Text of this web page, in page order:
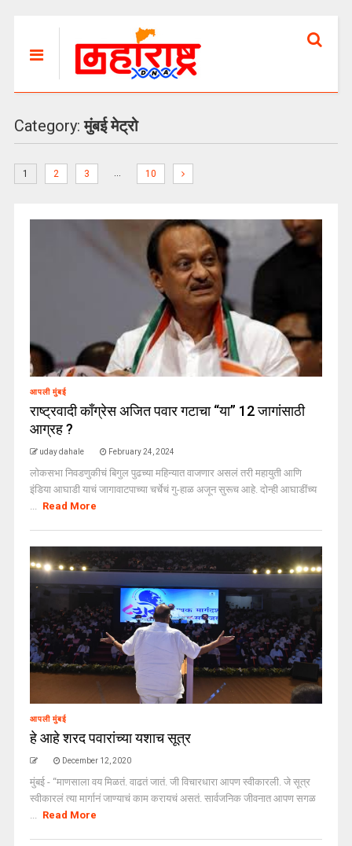
Category:मुंबई मेट्रो
1 2 3 … 10
आपली मुंबई
राष्ट्रवादी काँग्रेस अजित पवार गटाचा “या” 12 जागांसाठी
आग्रह ?
uday dahale February 24, 2024
लोकसभा निवडणुकीचं बिगुल पुढच्या महिन्यात वाजणार असलं तरी महायुती आणि
इंडिया आघाडी याचं जागावाटपाच्या चर्चेचं गु-हाळ अजून सुरूच आहे. दोन्ही आघाडींच्य
... Read More
आपली मुंबई
हे आहे शरद पवारांच्या यशाच सूत्र
December 12, 2020
मुंबई - “माणसाला वय मिळतं. वाढतं जातं. जी विचारधारा आपण स्वीकारली. जे सूत्र
स्वीकारलं त्या मार्गानं जाण्याचं काम करायचं असतं. सार्वजनिक जीवनात आपण सगळ
... Read More